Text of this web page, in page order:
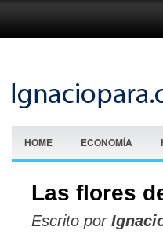
HOME ECONOMÍA
Las flores
Escrito por